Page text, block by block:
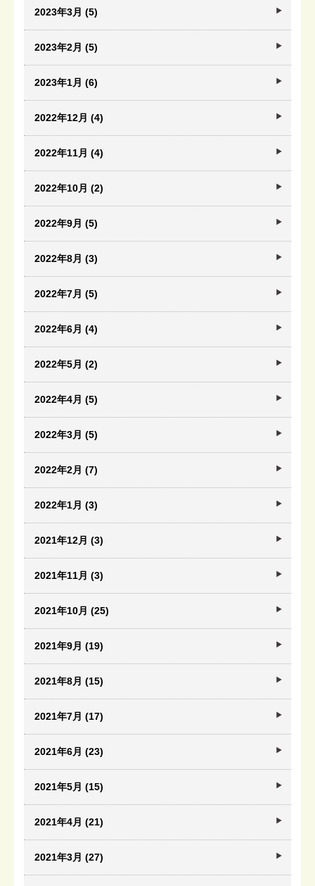
2023年3月 (5)
2023年2月 (5)
2023年1月 (6)
2022年12月 (4)
2022年11月 (4)
2022年10月 (2)
2022年9月 (5)
2022年8月 (3)
2022年7月 (5)
2022年6月 (4)
2022年5月 (2)
2022年4月 (5)
2022年3月 (5)
2022年2月 (7)
2022年1月 (3)
2021年12月 (3)
2021年11月 (3)
2021年10月 (25)
2021年9月 (19)
2021年8月 (15)
2021年7月 (17)
2021年6月 (23)
2021年5月 (15)
2021年4月 (21)
2021年3月 (27)